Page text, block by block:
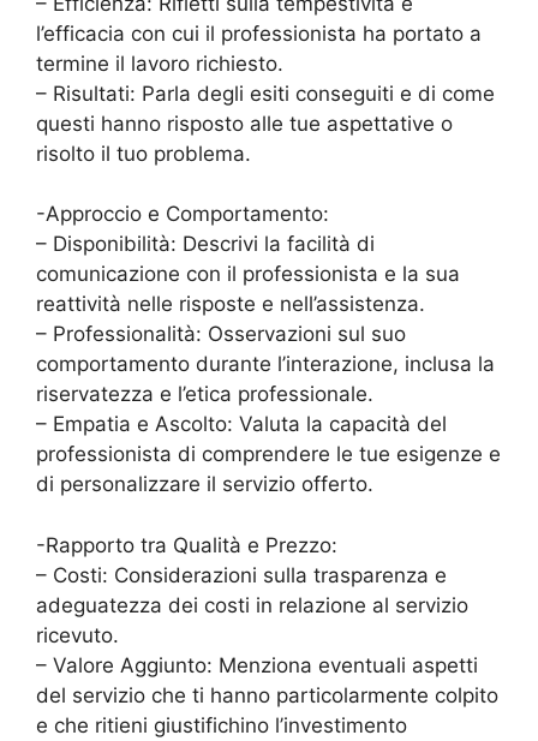
l’efficacia con cui il professionista ha portato a
termine il lavoro richiesto.
– Risultati: Parla degli esiti conseguiti e di come
questi hanno risposto alle tue aspettative o
risolto il tuo problema.
-Approccio e Comportamento:
– Disponibilità: Descrivi la facilità di
comunicazione con il professionista e la sua
reattività nelle risposte e nell’assistenza.
– Professionalità: Osservazioni sul suo
comportamento durante l’interazione, inclusa la
riservatezza e l’etica professionale.
– Empatia e Ascolto: Valuta la capacità del
professionista di comprendere le tue esigenze e
di personalizzare il servizio offerto.
-Rapporto tra Qualità e Prezzo:
– Costi: Considerazioni sulla trasparenza e
adeguatezza dei costi in relazione al servizio
ricevuto.
– Valore Aggiunto: Menziona eventuali aspetti
del servizio che ti hanno particolarmente colpito
e che ritieni giustifichino l’investimento